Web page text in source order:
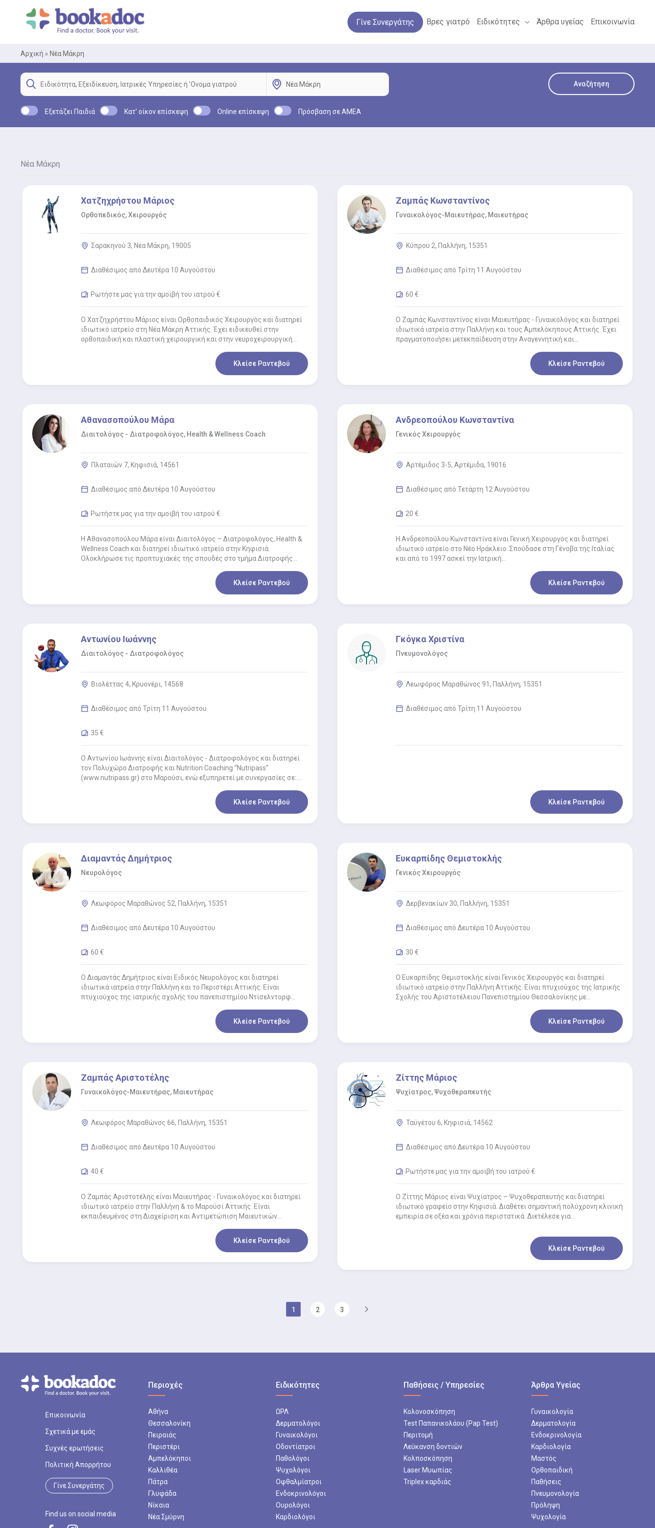
περιεχόμενο
Γίνε Συνεργάτης Βρες γιατρό Ειδικότητες Άρθρα υγείας Επικοινωνία
Αρχική » Νέα Μάκρη
Εξετάζει Παιδιά Κατ' οίκον επίσκεψη Online επίσκεψη Πρόσβαση σε ΑΜΕΑ
Αναζήτηση
Νέα Μάκρη
Χατζηχρήστου Μάριος
Ορθοπεδικός, Χειρουργός
Σαρακηνού 3, Νέα Μάκρη, 19005
Διαθέσιμος από Δευτέρα 10 Αυγούστου
Ρωτήστε μας για την αμοιβή του ιατρού €
Ο Χατζηχρήστου Μάριος είναι Ορθοπαιδικός Χειρουργός και διατηρεί
ιδιωτικό ιατρείο στη Νέα Μάκρη Αττικής. Έχει ειδικευθεί στην
ορθοπαιδική και πλαστική χειρουργική και στην νευροχειρουργική
Κλείσε Ραντεβού
Ζαμπάς Κωνσταντίνος
Γυναικολόγος-Μαιευτήρας, Μαιευτήρας
Κύπρου 2, Παλλήνη, 15351
Διαθέσιμος από Τρίτη 11 Αυγούστου
60 €
Ο Ζαμπάς Κωνσταντίνος είναι Μαιευτήρας - Γυναικολόγος και διατηρεί
ιδιωτικά ιατρεία στην Παλλήνη και τους Αμπελόκηπους Αττικής. Έχει
πραγματοποιήσει μετεκπαίδευση στην Αναγεννητική και
Κλείσε Ραντεβού
Αθανασοπούλου Μάρα
Διαιτολόγος - Διατροφολόγος, Health & Wellness Coach
Πλαταιών 7, Κηφισιά, 14561
Διαθέσιμος από Δευτέρα 10 Αυγούστου
Ρωτήστε μας για την αμοιβή του ιατρού €
Η Αθανασοπούλου Μάρα είναι Διαιτολόγος – Διατροφολόγος, Health &
Wellness Coach και διατηρεί ιδιωτικό ιατρείο στην Κηφισιά.
Ολοκλήρωσε τις προπτυχιακές της σπουδές στο τμήμα Διατροφής…
Κλείσε Ραντεβού
Ανδρεοπούλου Κωνσταντίνα
Γενικός Χειρουργός
Αρτέμιδος 3-5, Αρτέμιδα, 19016
Διαθέσιμος από Τετάρτη 12 Αυγούστου
20 €
Η Ανδρεοπούλου Κωνσταντίνα είναι Γενική Χειρουργός και διατηρεί
ιδιωτικό ιατρείο στο Νέο Ηράκλειο. Σπούδασε στη Γένοβα της Ιταλίας
και από το 1997 ασκεί την Ιατρική…
Κλείσε Ραντεβού
Αντωνίου Ιωάννης
Διαιτολόγος - Διατροφολόγος
Βιολέττας 4, Κρυονέρι, 14568
Διαθέσιμος από Τρίτη 11 Αυγούστου
35 €
Ο Αντωνίου Ιωάννης είναι Διαιτολόγος - Διατροφολόγος και διατηρεί
τον Πολυχώρο Διατροφής και Nutrition Coaching “Nutripass”
(www.nutripass.gr) στο Μαρούσι, ενώ εξυπηρετεί με συνεργασίες σε:
Κλείσε Ραντεβού
Γκόγκα Χριστίνα
Πνευμονολόγος
Λεωφόρος Μαραθώνος 91, Παλλήνη, 15351
Διαθέσιμος από Τρίτη 11 Αυγούστου
Κλείσε Ραντεβού
Διαμαντάς Δημήτριος
Νευρολόγος
Λεωφόρος Μαραθώνος 52, Παλλήνη, 15351
Διαθέσιμος από Δευτέρα 10 Αυγούστου
60 €
Ο Διαμαντάς Δημήτριος είναι Ειδικός Νευρολόγος και διατηρεί
ιδιωτικά ιατρεία στην Παλλήνη και το Περιστέρι Αττικής. Είναι
πτυχιούχος της ιατρικής σχολής του πανεπιστημίου Ντίσελντορφ
Κλείσε Ραντεβού
Ευκαρπίδης Θεμιστοκλής
Γενικός Χειρουργός
Δερβενακίων 30, Παλλήνη, 15351
Διαθέσιμος από Δευτέρα 10 Αυγούστου
30 €
Ο Ευκαρπίδης Θεμιστοκλής είναι Γενικός Χειρουργός και διατηρεί
ιδιωτικό ιατρείο στην Παλλήνη Αττικής. Είναι πτυχιούχος της Ιατρικής
Σχολής του Αριστοτέλειου Πανεπιστημίου Θεσσαλονίκης με
Κλείσε Ραντεβού
Ζαμπάς Αριστοτέλης
Γυναικολόγος-Μαιευτήρας, Μαιευτήρας
Λεωφόρος Μαραθώνος 66, Παλλήνη, 15351
Διαθέσιμος από Δευτέρα 10 Αυγούστου
40 €
Ο Ζαμπάς Αριστοτέλης είναι Μαιευτήρας - Γυναικολόγος και διατηρεί
ιδιωτικό ιατρείο στην Παλλήνη & το Μαρούσι Αττικής. Είναι
εκπαιδευμένος στη Διαχείριση και Αντιμετώπιση Μαιευτικών
Κλείσε Ραντεβού
Ζίττης Μάριος
Ψυχίατρος, Ψυχοθεραπευτής
Ταϋγέτου 6, Κηφισιά, 14562
Διαθέσιμος από Δευτέρα 10 Αυγούστου
Ρωτήστε μας για την αμοιβή του ιατρού €
Ο Ζίττης Μάριος είναι Ψυχίατρος – Ψυχοθεραπευτής και διατηρεί
ιδιωτικό γραφείο στην Κηφισιά. Διαθέτει σημαντική πολύχρονη κλινική
εμπειρία σε οξέα και χρόνια περιστατικά. Διετέλεσε για…
Κλείσε Ραντεβού
1 2 3
Επικοινωνία
Σχετικά με εμάς
Συχνές ερωτήσεις
Πολιτική Απορρήτου
Γίνε Συνεργάτης
Find us on social media
Περιοχές
Αθήνα
Θεσσαλονίκη
Πειραιάς
Περιστέρι
Αμπελόκηποι
Καλλιθέα
Πάτρα
Γλυφάδα
Νίκαια
Νέα Σμύρνη
Ειδικότητες
ΩΡΛ
Δερματολόγοι
Γυναικολόγοι
Οδοντίατροι
Παθολόγοι
Ψυχολόγοι
Οφθαλμίατροι
Ενδοκρινολόγοι
Ουρολόγοι
Καρδιολόγοι
Παθήσεις / Υπηρεσίες
Κολονοσκόπηση
Test Παπανικολάου (Pap Test)
Περιτομή
Λεύκανση δοντιών
Κολποσκόπηση
Laser Μυωπίας
Triplex καρδιάς
Άρθρα Υγείας
Γυναικολογία
Δερματολογία
Ενδοκρινολογία
Καρδιολογία
Μαστός
Ορθοπαιδική
Παθήσεις
Πνευμονολογία
Πρόληψη
Ψυχολογία